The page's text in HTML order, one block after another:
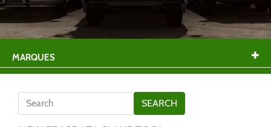
MARQUES